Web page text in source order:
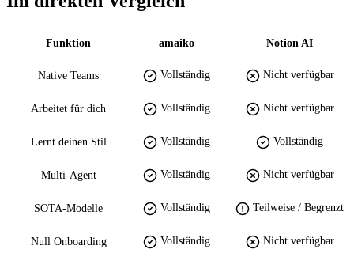
Funktion amaiko Notion AI
Native Teams Vollständig Nicht verfügbar
Arbeitet für dich Vollständig Nicht verfügbar
Lernt deinen Stil Vollständig Vollständig
Multi-Agent Vollständig Nicht verfügbar
SOTA-Modelle Vollständig Teilweise / Begrenzt
Null Onboarding Vollständig Nicht verfügbar